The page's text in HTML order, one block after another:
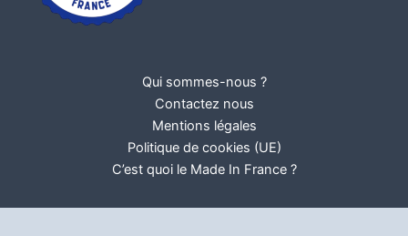
Qui sommes-nous ?
Contactez nous
Mentions légales
Politique de cookies (UE)
C’est quoi le Made In France ?